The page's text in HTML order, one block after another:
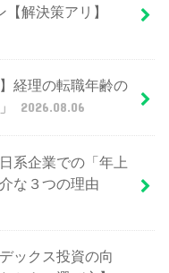
解決策アリ】
経理の転職年齢の
2026.08.06
系企業での「年上
な３つの理由
ックス投資の向